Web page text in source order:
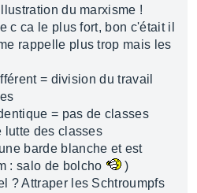
du marxisme !
c ca le plus fort, bon c'était il
rappelle plus trop mais les
= division du travail
= pas de classes
lutte des classes
barde blanche et est
: salo de bolcho
)
? Attraper les Schtroumpfs